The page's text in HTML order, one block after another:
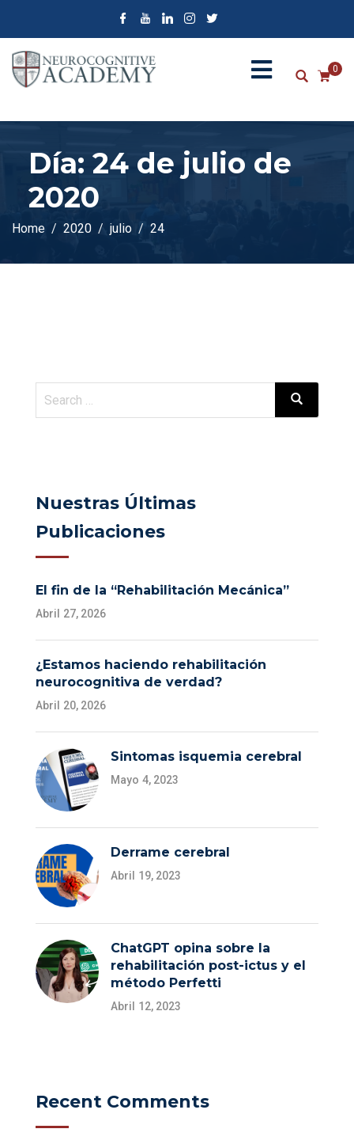
0
Día: 24 de julio de
2020
Home 2020 julio 24
Nuestras Últimas
Publicaciones
El fin de la “Rehabilitación Mecánica”
Abril 27, 2026
¿Estamos haciendo rehabilitación
neurocognitiva de verdad?
Abril 20, 2026
Sintomas isquemia cerebral
Mayo 4, 2023
Derrame cerebral
Abril 19, 2023
ChatGPT opina sobre la
rehabilitación post-ictus y el
método Perfetti
Abril 12, 2023
Recent Comments